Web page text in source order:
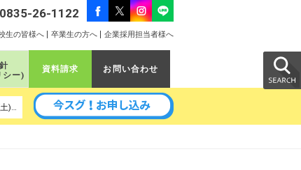
生の皆様へ 卒業生の方へ 企業採用担当者様へ
26-1122
シー)
資料請求 お問い合わせ
以降の予定｜ 8月19日(水)、8月22日(土)、8月29日(土)、9月5日(土)、9月9日(水)、9月11日(金)、9月16日(水)、9月26日(土)